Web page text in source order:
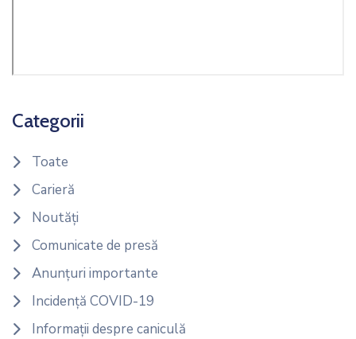
Categorii
Toate
Carieră
Noutăți
Comunicate de presă
Anunțuri importante
Incidență COVID-19
Informații despre caniculă